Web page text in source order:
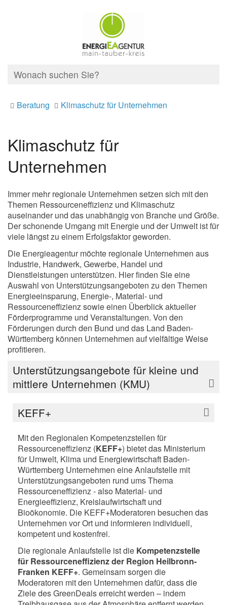
Beratung Klimaschutz für Unternehmen
Klimaschutz für
Unternehmen
Immer mehr regionale Unternehmen setzen sich mit den
Themen Ressourceneffizienz und Klimaschutz
auseinander und das unabhängig von Branche und Größe.
Der schonende Umgang mit Energie und der Umwelt ist für
viele längst zu einem Erfolgsfaktor geworden.
Die Energieagentur möchte regionale Unternehmen aus
Industrie, Handwerk, Gewerbe, Handel und
Dienstleistungen unterstützen. Hier finden Sie eine
Auswahl von Unterstützungsangeboten zu den Themen
Energieeinsparung, Energie-, Material- und
Ressourceneffizienz sowie einen Überblick aktueller
Förderprogramme und Veranstaltungen. Von den
Förderungen durch den Bund und das Land Baden-
Württemberg können Unternehmen auf vielfältige Weise
profitieren.
Unterstützungsangebote für kleine und
mittlere Unternehmen (KMU)
KEFF+
Mit den Regionalen Kompetenzstellen für
Ressourceneffizienz (KEFF+) bietet das Ministerium
für Umwelt, Klima und Energiewirtschaft Baden-
Württemberg Unternehmen eine Anlaufstelle mit
Unterstützungsangeboten rund ums Thema
Ressourceneffizienz - also Material- und
Energieeffizienz, Kreislaufwirtschaft und
Bioökonomie. Die KEFF+Moderatoren besuchen das
Unternehmen vor Ort und informieren individuell,
kompetent und kostenfrei.
Die regionale Anlaufstelle ist die Kompetenzstelle
für Ressourceneffizienz der Region Heilbronn-
Franken KEFF+. Gemeinsam sorgen die
Moderatoren mit den Unternehmen dafür, dass die
Ziele des GreenDeals erreicht werden – indem